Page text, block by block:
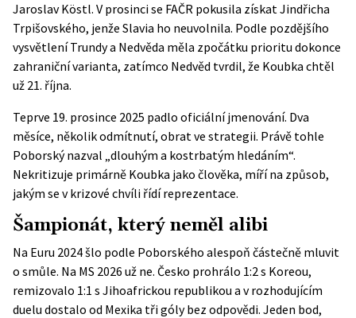
Jaroslav Köstl. V prosinci se FAČR pokusila získat Jindřicha
Trpišovského, jenže Slavia ho neuvolnila. Podle pozdějšího
vysvětlení Trundy a Nedvěda měla zpočátku prioritu dokonce
zahraniční varianta, zatímco Nedvěd tvrdil, že Koubka chtěl
už 21. října.
Teprve 19. prosince 2025 padlo oficiální jmenování. Dva
měsíce, několik odmítnutí, obrat ve strategii. Právě tohle
Poborský nazval „dlouhým a kostrbatým hledáním“.
Nekritizuje primárně Koubka jako člověka, míří na způsob,
jakým se v krizové chvíli řídí reprezentace.
Šampionát, který neměl alibi
Na Euru 2024 šlo podle Poborského alespoň částečně mluvit
o smůle. Na MS 2026 už ne. Česko prohrálo 1:2 s Koreou,
remizovalo 1:1 s Jihoafrickou republikou a v rozhodujícím
duelu dostalo od Mexika tři góly bez odpovědi. Jeden bod,